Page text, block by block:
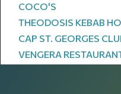
COCO'S
THEODOSIS KEBAB
CAP ST. GEORGES
VENGERA